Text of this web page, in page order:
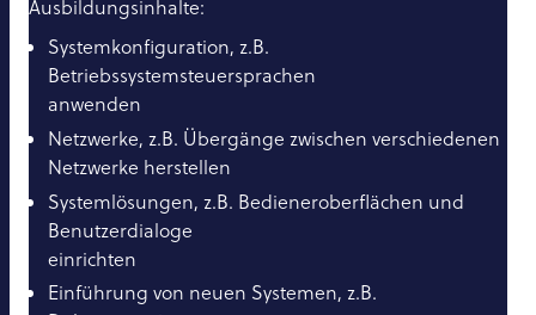
Ausbildungsinhalte:
Systemkonfiguration, z.B.
Betriebssystemsteuersprachen
anwenden
Netzwerke, z.B. Übergänge zwischen verschiedenen
Netzwerke herstellen
Systemlösungen, z.B. Bedieneroberflächen und
Benutzerdialoge
einrichten
Einführung von neuen Systemen, z.B.